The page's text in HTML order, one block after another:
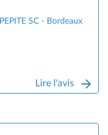
PEPITE SC - Bordeaux
Lire l'avis